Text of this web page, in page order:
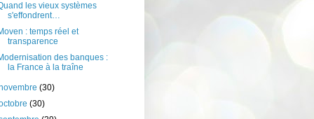
les vieux systèmes
s'effondrent…
: temps réel et
transparence
des banques :
la France à la traîne
(30)
(30)